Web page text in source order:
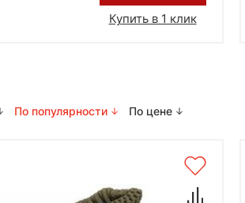
Купить в 1 клик
По популярности По цене